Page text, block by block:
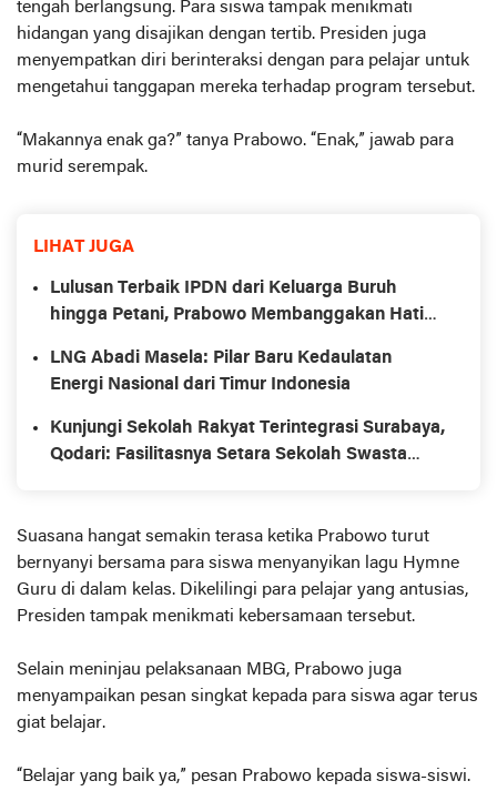
tengah berlangsung. Para siswa tampak menikmati
hidangan yang disajikan dengan tertib. Presiden juga
menyempatkan diri berinteraksi dengan para pelajar untuk
mengetahui tanggapan mereka terhadap program tersebut.
“Makannya enak ga?” tanya Prabowo. “Enak,” jawab para
murid serempak.
LIHAT JUGA
Lulusan Terbaik IPDN dari Keluarga Buruh
hingga Petani, Prabowo Membanggakan Hati
LNG Abadi Masela: Pilar Baru Kedaulatan
Energi Nasional dari Timur Indonesia
Kunjungi Sekolah Rakyat Terintegrasi Surabaya,
Qodari: Fasilitasnya Setara Sekolah Swasta
Suasana hangat semakin terasa ketika Prabowo turut
bernyanyi bersama para siswa menyanyikan lagu Hymne
Guru di dalam kelas. Dikelilingi para pelajar yang antusias,
Presiden tampak menikmati kebersamaan tersebut.
Selain meninjau pelaksanaan MBG, Prabowo juga
menyampaikan pesan singkat kepada para siswa agar terus
giat belajar.
“Belajar yang baik ya,” pesan Prabowo kepada siswa-siswi.